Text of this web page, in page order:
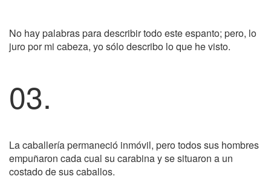
No hay palabras para describir todo este espanto; pero, lo
juro por mi cabeza, yo sólo describo lo que he visto.
03.
La caballería permaneció inmóvil, pero todos sus hombres
empuñaron cada cual su carabina y se situaron a un
costado de sus caballos.